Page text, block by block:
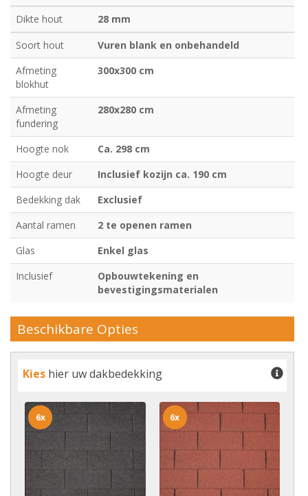
Dikte hout
28 mm
Soort hout
Vuren blank en onbehandeld
Afmeting
blokhut
300x300 cm
Afmeting
fundering
280x280 cm
Hoogte nok
Ca. 298 cm
Hoogte deur
Inclusief kozijn ca. 190 cm
Bedekking dak
Exclusief
Aantal ramen
2 te openen ramen
Glas
Enkel glas
Inclusief
Opbouwtekening en
bevestigingsmaterialen
Beschikbare Opties
Kies hier uw dakbedekking
6x 6x